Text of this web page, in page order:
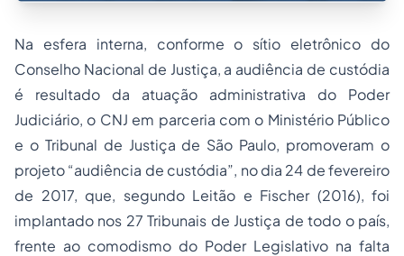
Na esfera interna, conforme o sítio eletrônico do
Conselho Nacional de Justiça, a audiência de custódia
é resultado da atuação administrativa do Poder
Judiciário, o CNJ em parceria com o Ministério Público
e o Tribunal de Justiça de São Paulo, promoveram o
projeto “audiência de custódia”, no dia 24 de fevereiro
de 2017, que, segundo Leitão e Fischer (2016), foi
implantado nos 27 Tribunais de Justiça de todo o país,
frente ao comodismo do Poder Legislativo na falta